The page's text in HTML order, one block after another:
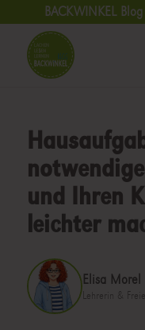
BACKWINKEL
und Ihren
leichter
Elisa Morel
Lehrerin &